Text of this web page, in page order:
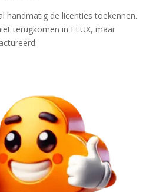
handmatig de licenties toekennen.
terugkomen in FLUX, maar